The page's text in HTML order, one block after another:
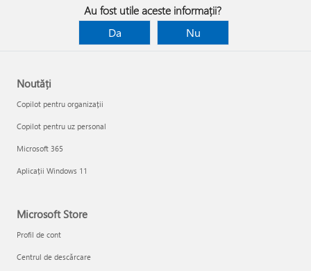
Au fost utile aceste informații?
Da
Nu
Noutăți
Copilot pentru organizații
Copilot pentru uz personal
Microsoft 365
Aplicații Windows 11
Microsoft Store
Profil de cont
Centrul de descărcare